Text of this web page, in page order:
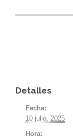
Detalles
Fecha:
10 julio, 2025
Hora: